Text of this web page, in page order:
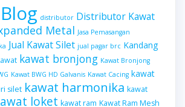
Blog distributor Distributor Kawat
Metal Jasa Pemasangan
Jual Kawat Silet jual pagar brc Kandang
kawat bronjong Kawat Bronjong
Kawat BWG HD Galvanis Kawat Cacing kawat
silet kawat harmonika kawat
loket kawat ram Kawat Ram Mesh